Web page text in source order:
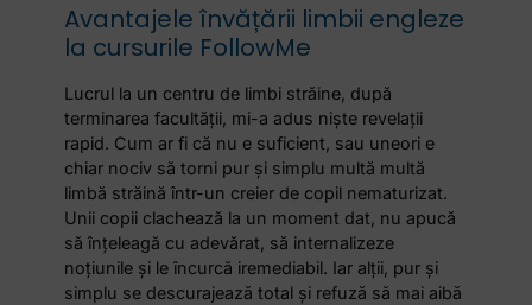
Avantajele învățării limbii engleze
la cursurile FollowMe
Lucrul la un centru de limbi străine, după
terminarea facultății, mi-a adus niște revelații
rapid. Cum ar fi că nu e suficient, sau uneori e
chiar nociv să torni pur și simplu multă multă
limbă străină într-un creier de copil nematurizat.
Unii copii clachează la un moment dat, nu apucă
să înțeleagă cu adevărat, să internalizeze
noțiunile și le încurcă iremediabil. Iar alții, pur și
simplu se descurajează total și refuză să mai aibă